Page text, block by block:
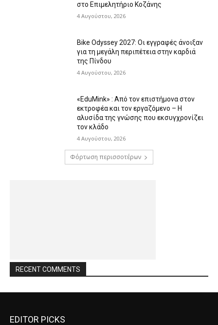
στο Επιμελητήριο Κοζάνης
4 Αυγούστου, 2026
Bike Odyssey 2027: Οι εγγραφές άνοιξαν
για τη μεγάλη περιπέτεια στην καρδιά
της Πίνδου
4 Αυγούστου, 2026
«EduMink» : Από τον επιστήμονα στον
εκτροφέα και τον εργαζόμενο – Η
αλυσίδα της γνώσης που εκσυγχρονίζει
τον κλάδο
4 Αυγούστου, 2026
Φόρτωση περισσοτέρων
RECENT COMMENTS
EDITOR PICKS